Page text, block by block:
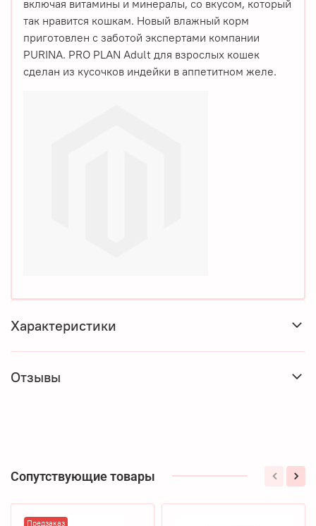
включая витамины и минералы, со вкусом, который
так нравится кошкам. Новый влажный корм
приготовлен с заботой экспертами компании
PURINA. PRO PLAN Adult для взрослых кошек
сделан из кусочков индейки в аппетитном желе.
Характеристики
Отзывы
Сопутствующие товары
Предзаказ